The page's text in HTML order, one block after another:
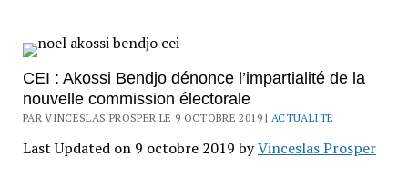
CEI : Akossi Bendjo dénonce l’impartialité de la
nouvelle commission électorale
PAR VINCESLAS PROSPER LE 9 OCTOBRE 2019 | ACTUALITÉ
Last Updated on 9 octobre 2019 byVinceslas Prosper